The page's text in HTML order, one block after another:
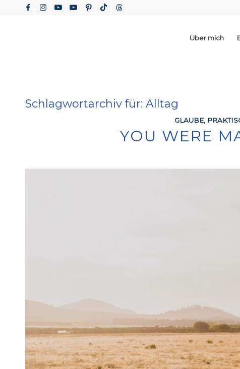
Über mich
Schlagwortarchiv für: Alltag
GLAUBE,
YOU WERE